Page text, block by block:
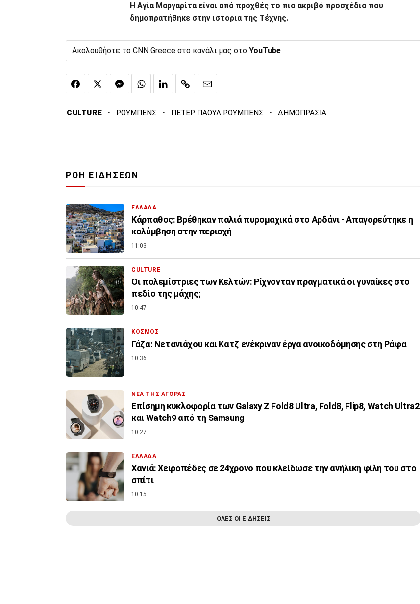
Η Αγία Μαργαρίτα είναι από προχθές το πιο ακριβό προσχέδιο που
δημοπρατήθηκε στην ιστορια της Τέχνης.
Ακολουθήστε το CNN Greece στο κανάλι μας στο YouTube
CULTURE · ΡΟΥΜΠΕΝΣ · ΠΕΤΕΡ ΠΑΟΥΛ ΡΟΥΜΠΕΝΣ · ΔΗΜΟΠΡΑΣΙΑ
ΡΟΗ ΕΙΔΗΣΕΩΝ
ΕΛΛΑΔΑ
Κάρπαθος: Βρέθηκαν παλιά πυρομαχικά στο Αρδάνι - Απαγορεύτηκε η
κολύμβηση στην περιοχή
11:03
CULTURE
Οι πολεμίστριες των Κελτών: Ρίχνονταν πραγματικά οι γυναίκες στο
πεδίο της μάχης;
10:47
ΚΟΣΜΟΣ
Γάζα: Νετανιάχου και Κατζ ενέκριναν έργα ανοικοδόμησης στη Ράφα
10:36
ΝΕΑ ΤΗΣ ΑΓΟΡΑΣ
Επίσημη κυκλοφορία των Galaxy Z Fold8 Ultra, Fold8, Flip8, Watch Ultra2
και Watch9 από τη Samsung
10:27
ΕΛΛΑΔΑ
Χανιά: Χειροπέδες σε 24χρονο που κλείδωσε την ανήλικη φίλη του στο
σπίτι
10:15
ΟΛΕΣ ΟΙ ΕΙΔΗΣΕΙΣ